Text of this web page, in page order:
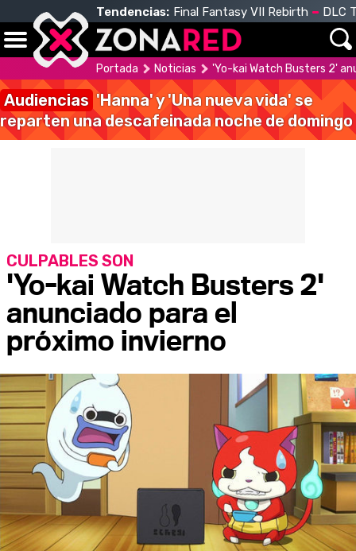
Tendencias: Final Fantasy VII Rebirth DLC
Portada Noticias 'Yo-kai Watch Busters 2'
Audiencias 'Hanna' y 'Una nueva vida' se
reparten una descafeinada noche de domingo
'Yo-kai Watch Busters 2'
anunciado para el
próximo invierno
CULPABLES SON